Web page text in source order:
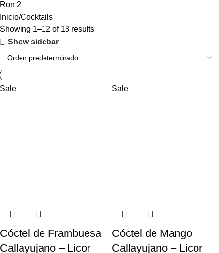
Ron 2
Inicio Cocktails
Showing 1–12 of 13 results
Show sidebar
Sale
Cóctel de Frambuesa
Callayujano – Licor
Sale
Cóctel de Mango
Callayujano – Licor